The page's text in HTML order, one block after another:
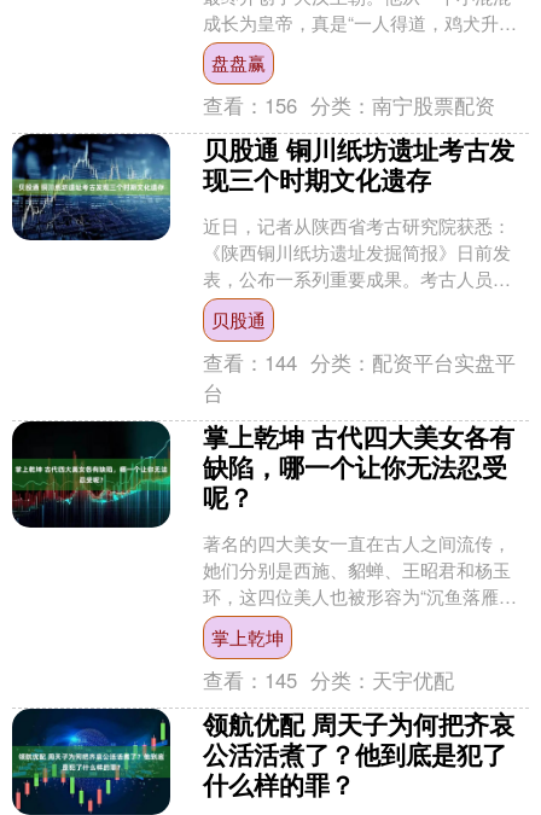
成长为皇帝，真是“一人得道，鸡犬升
天”。刘邦的亲戚们也因此得到了丰厚的
待遇：兄弟姐妹被封为王....
盘盘赢
查看： 156 分类：南宁股票配资
贝股通 铜川纸坊遗址考古发
现三个时期文化遗存
近日，记者从陕西省考古研究院获悉：
《陕西铜川纸坊遗址发掘简报》日前发
表，公布一系列重要成果。考古人员在
纸坊遗址发现龙山、商周和春秋时期遗
迹并出土一批遗物。这为研....
贝股通
查看： 144 分类： 配资平台实盘平
台
掌上乾坤 古代四大美女各有
缺陷，哪一个让你无法忍受
呢？
著名的四大美女一直在古人之间流传，
她们分别是西施、貂蝉、王昭君和杨玉
环，这四位美人也被形容为“沉鱼落雁，
闭月羞花”的代表。要说这四位美人中最
为著名的，非杨贵妃莫....
掌上乾坤
查看： 145 分类： 天宇优配
领航优配 周天子为何把齐哀
公活活煮了？他到底是犯了
什么样的罪？